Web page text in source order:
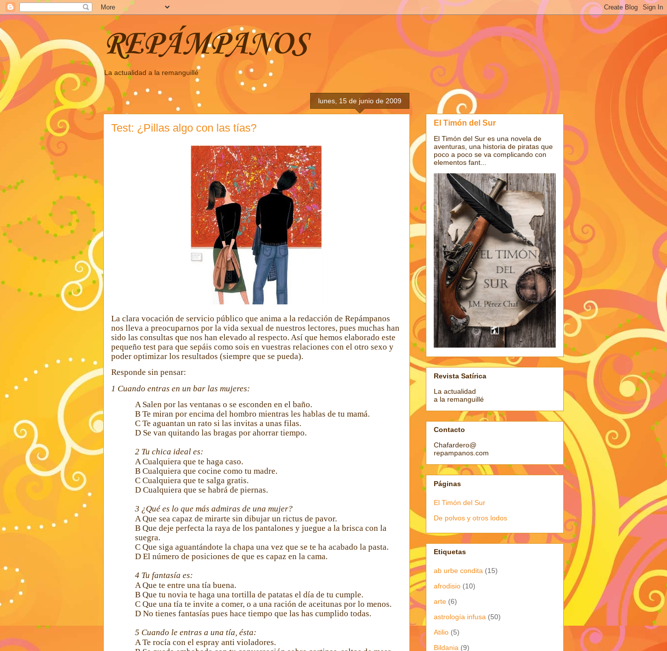
REPÁMPANOS
La actualidad a la remanguillé
lunes, 15 de junio de 2009
Test: ¿Pillas algo con las tías?
La clara vocación de servicio público que anima a la redacción de Repámpanos
nos lleva a preocuparnos por la vida sexual de nuestros lectores, pues muchas han
sido las consultas que nos han elevado al respecto. Así que hemos elaborado este
pequeño test para que sepáis como sois en vuestras relaciones con el otro sexo y
poder optimizar los resultados (siempre que se pueda).
Responde sin pensar:
1 Cuando entras en un bar las mujeres:
A Salen por las ventanas o se esconden en el baño.
B Te miran por encima del hombro mientras les hablas de tu mamá.
C Te aguantan un rato si las invitas a unas filas.
D Se van quitando las bragas por ahorrar tiempo.
2 Tu chica ideal es:
A Cualquiera que te haga caso.
B Cualquiera que cocine como tu madre.
C Cualquiera que te salga gratis.
D Cualquiera que se habrá de piernas.
3 ¿Qué es lo que más admiras de una mujer?
A Que sea capaz de mirarte sin dibujar un rictus de pavor.
B Que deje perfecta la raya de los pantalones y juegue a la brisca con la
suegra.
C Que siga aguantándote la chapa una vez que se te ha acabado la pasta.
D El número de posiciones de que es capaz en la cama.
4 Tu fantasía es:
A Que te entre una tía buena.
B Que tu novia te haga una tortilla de patatas el día de tu cumple.
C Que una tía te invite a comer, o a una ración de aceitunas por lo menos.
D No tienes fantasías pues hace tiempo que las has cumplido todas.
5 Cuando le entras a una tía, ésta:
A Te rocía con el espray anti violadores.
El Timón del Sur
El Timón del Sur es una novela de
aventuras, una historia de piratas que
poco a poco se va complicando con
elementos fant...
Revista Satírica
La actualidad
a la remanguillé
Contacto
Chafardero@
repampanos.com
Páginas
El Timón del Sur
De polvos y otros lodos
Etiquetas
ab urbe condita (15)
afrodisio (10)
arte (6)
astrología infusa (50)
Atilio (5)
Bildania (9)